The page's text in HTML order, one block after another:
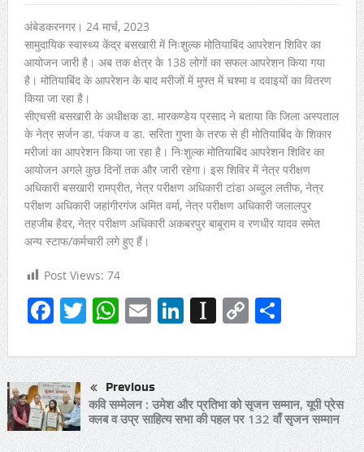
अंबेडकरनगर। 24 मार्च, 2023
सामुदायिक स्वास्थ्य केंद्र बसखारी में निःशुल्क मोतियाबिंद आपरेशन शिविर का
आयोजन जारी है। अब तक क्षेत्र के 138 लोगों का सफल आपरेशन किया गया
है। मोतियाबिंद के आपरेशन के बाद मरीजों में मुफ्त में चश्मा व दवाइयों का वितरण
किया जा रहा है।
सीएचसी बसखारी के अधीक्षक डा. मारकण्डेय प्रसाद ने बताया कि जिला अस्पताल
के नेत्र सर्जन डा. पंकज व डा. सरिता गुप्ता के तरफ से ही मोतियाबिंद के शिकार
मरीजां का आपरेशन किया जा रहा है। निःशुल्क मोतियाबिंद आपरेशन शिविर का
आयोजन अगले कुछ दिनों तक और जारी रहेगा। इस शिविर में नेत्र परीक्षण
अधिकारी बसखारी रामप्रीत, नेत्र परीक्षण अधिकारी टांडा अब्दुल लतीफ, नेत्र
परीक्षण अधिकारी जहांगीरगंज अमित वर्मा, नेत्र परीक्षण अधिकारी जलालपुर
तहजीब हैदर, नेत्र परीक्षण अधिकारी अकबरपुर बाबूराम व रणधीर यादव समेत
अन्य स्टाफ/कर्मचारी लगे हुए हैं।
Post Views: 74
Facebook
Twitter
WhatsApp
EmailLinkedIn
Instapaper
CopyShare
Previous
कवि सम्मेलन : उमेश और प्रतिभा को सृजन सम्मान, यूपी प्रेस
क्लब व उप्र साहित्य सभा की पहल पर 132 वाँ सृजन सम्मान